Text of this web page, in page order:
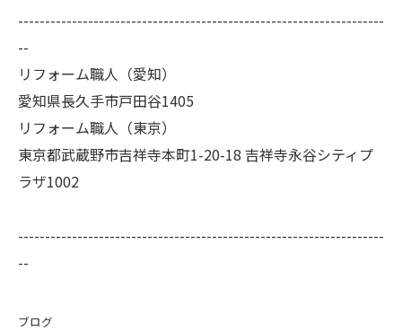
--------------------------------------------------------------------
--
リフォーム職人（愛知）
愛知県長久手市戸田谷1405
リフォーム職人（東京）
東京都武蔵野市吉祥寺本町1-20-18 吉祥寺永谷シティプ
ラザ1002
--------------------------------------------------------------------
--
ブログ